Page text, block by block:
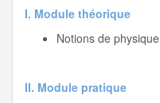
I. Module théorique
Notions de
II. Module pratique